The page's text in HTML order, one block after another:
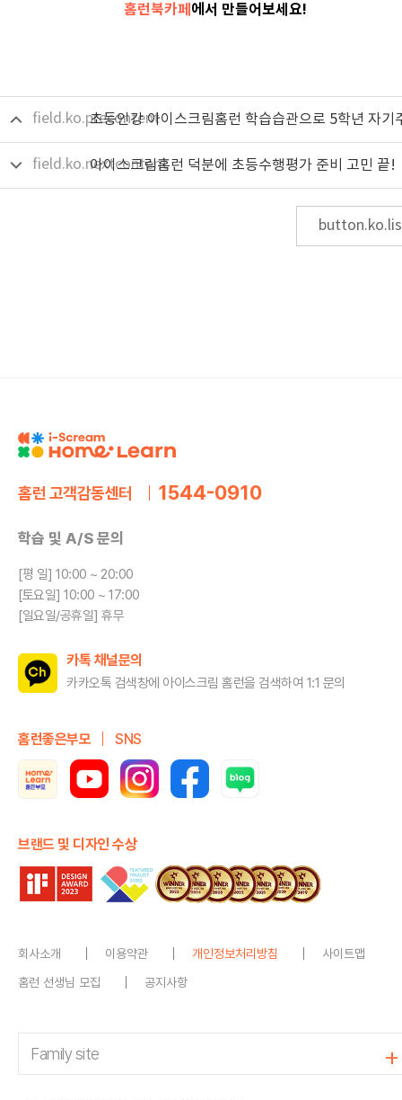
홈런북카페 에서 만들어보세요!
field.ko.precontent
field.ko.nextcontent
아이스크림홈런 덕분에 초등수행평가 준비 고민 끝!
홈런 고객감동센터
학습 및 A/S 문의
[평 일] 10:00 ~ 20:00
[토요일] 10:00 ~ 17:00
[일요일/공휴일] 휴무
1544-0910
카톡 채널문의
카카오톡 검색창에 아이스크림 홈런을 검색하여 1:1 문의
홈런좋은부모 SNS
브랜드 및 디자인 수상
회사소개 이용약관 개인정보처리방침
사이트맵
홈런 선생님 모집
공지사항